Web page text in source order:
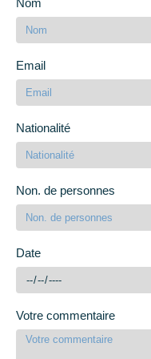
Nom
Email
Nationalité
Non. de personnes
Date
Votre commentaire